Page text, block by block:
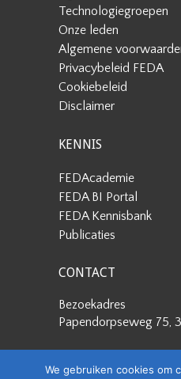
Technologiegroepen
Onze leden
Algemene
Privacybeleid FEDA
Cookiebeleid
Disclaimer
KENNIS
FEDAcademie
FEDA BI Portal
FEDA Kennisbank
Publicaties
CONTACT
Bezoekadres
Papendorpseweg 75,
Papendorpseweg 75,
We gebruiken cookies om